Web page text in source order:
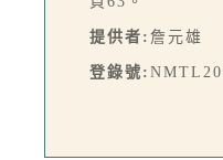
提供者: 詹元雄
登錄號: